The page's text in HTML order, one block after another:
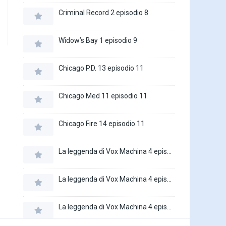
Criminal Record 2 episodio 8
Widow’s Bay 1 episodio 9
Chicago P.D. 13 episodio 11
Chicago Med 11 episodio 11
Chicago Fire 14 episodio 11